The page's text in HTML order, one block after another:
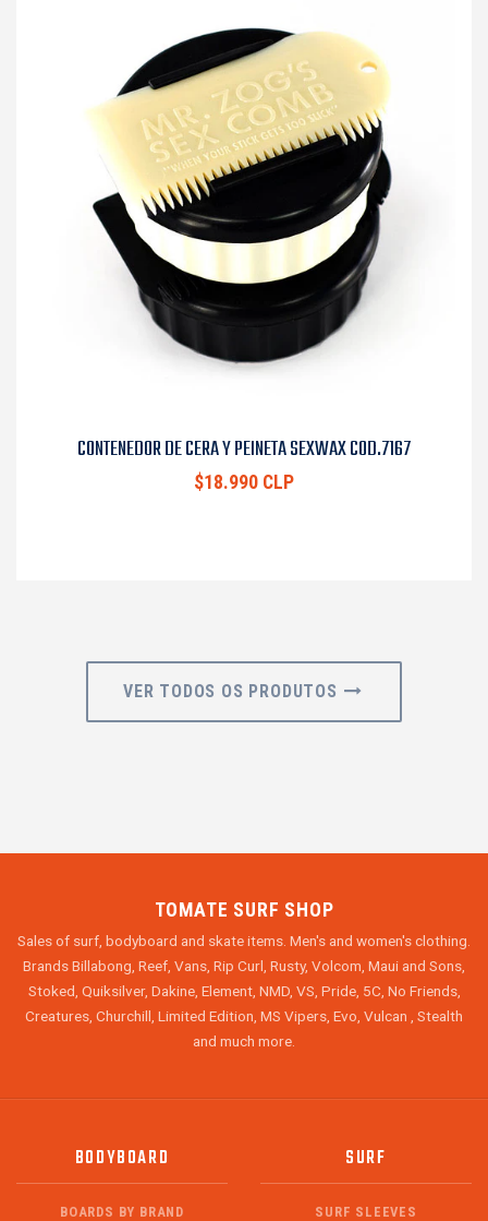
CONTENEDOR DE CERA Y PEINETA SEXWAX COD.7167
$18.990 CLP
VER TODOS OS PRODUTOS
TOMATE SURF SHOP
Sales of surf, bodyboard and skate items. Men's and women's clothing.
Brands Billabong, Reef, Vans, Rip Curl, Rusty, Volcom, Maui and Sons,
Stoked, Quiksilver, Dakine, Element, NMD, VS, Pride, 5C, No Friends,
Creatures, Churchill, Limited Edition, MS Vipers, Evo, Vulcan , Stealth
and much more.
BODYBOARD
BOARDS BY BRAND
SURF
SURF SLEEVES